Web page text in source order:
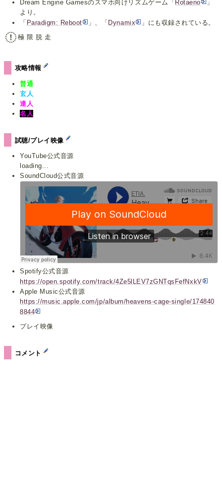
Dream Engine Gamesのスマホ向けリズムゲーム「 Rotaeno
」
より。
「 Paradigm: Reboot 」、「 Dynamix
」にも収録されている。
極 限 脱 走
攻略情報
普通
玄人
達人
名人
試聴/プレイ映像
YouTube公式音源
loading...
SoundCloud公式音源
Spotify公式音源
https://open.spotify.com/track/4Ze5lLEV7zGNTqsFefNxkV
Apple Music公式音源
https://music.apple.com/jp/album/heavens-cage-single/174840
8844
プレイ映像
コメント